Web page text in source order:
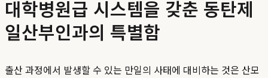
대학병원급 시스템을 갖춘 동탄제
일산부인과의 특별함
출산 과정에서 발생할 수 있는 만일의 사태에 대비하는 것은 산모